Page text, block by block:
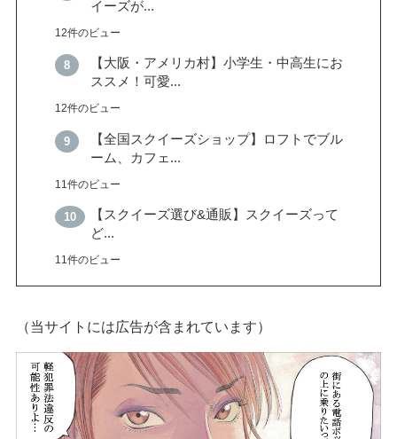
イーズが...
12件のビュー
【大阪・アメリカ村】小学生・中高生にお
ススメ！可愛...
12件のビュー
【全国スクイーズショップ】ロフトでブル
ーム、カフェ...
11件のビュー
【スクイーズ選び&通販】スクイーズって
ど...
11件のビュー
（当サイトには広告が含まれています）